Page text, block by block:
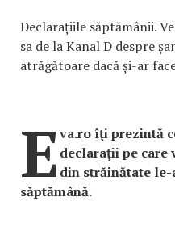
Declarațiile săptămânii.
sa de la Kanal D despre
atrăgătoare dacă și-ar
Eva.ro îţi prezintă
declaraţii pe care
din străinătate le-
săptămână.